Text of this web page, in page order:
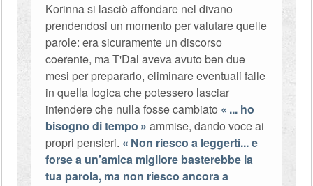
Korinna si lasciò affondare nel divano
prendendosi un momento per valutare quelle
parole: era sicuramente un discorso
coerente, ma T'Dal aveva avuto ben due
mesi per prepararlo, eliminare eventuali falle
in quella logica che potessero lasciar
intendere che nulla fosse cambiato
... ho
bisogno di tempo
ammise, dando voce ai
propri pensieri.
Non riesco a leggerti... e
forse a un'amica migliore basterebbe la
tua parola, ma non riesco ancora a